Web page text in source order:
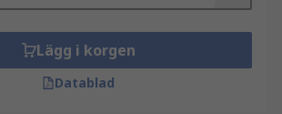
Lägg i korgen
Datablad